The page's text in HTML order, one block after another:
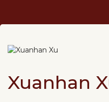
Xuanhan